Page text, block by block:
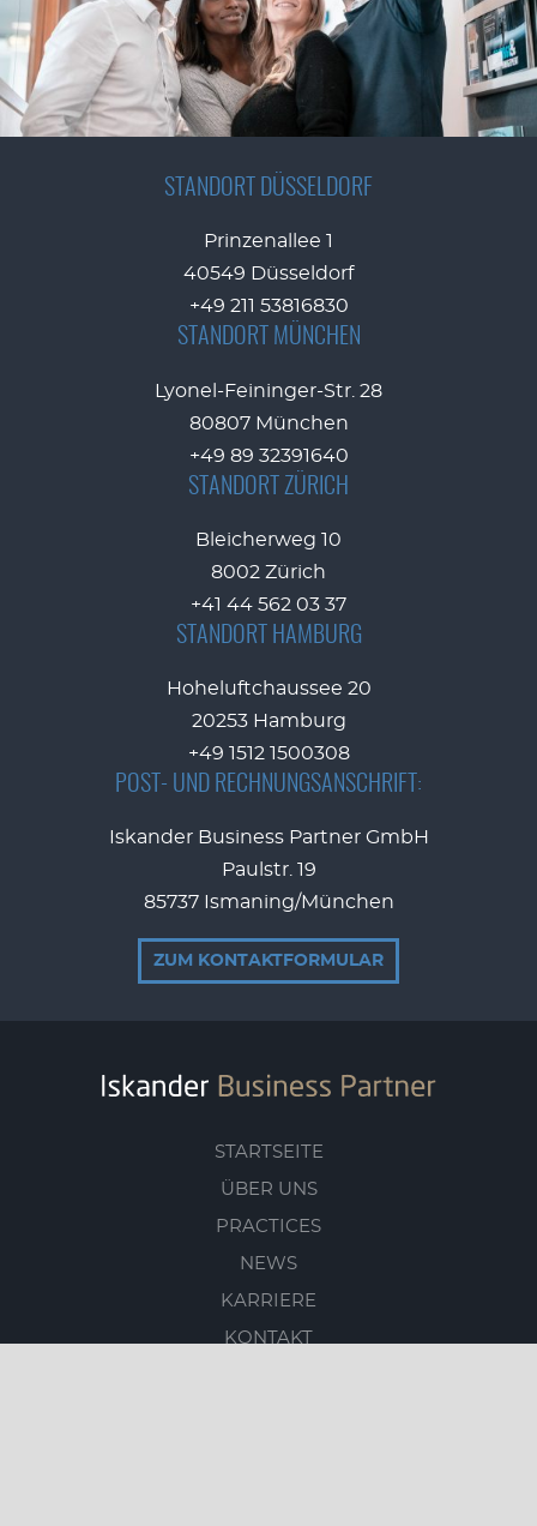
STANDORT DÜSSELDORF
Prinzenallee 1
40549 Düsseldorf
+49 211 53816830
STANDORT MÜNCHEN
Lyonel-Feininger-Str. 28
80807 München
+49 89 32391640
STANDORT ZÜRICH
Bleicherweg 10
8002 Zürich
+41 44 562 03 37
STANDORT HAMBURG
Hoheluftchaussee 20
20253 Hamburg
+49 1512 1500308
POST- UND RECHNUNGSANSCHRIFT:
Iskander Business Partner GmbH
Paulstr. 19
85737 Ismaning/München
ZUM KONTAKTFORMULAR
STARTSEITE
ÜBER UNS
PRACTICES
NEWS
KARRIERE
KONTAKT